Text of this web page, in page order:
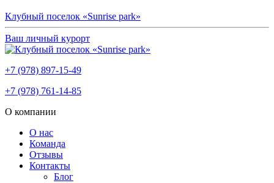
Клубный поселок «Sunrise park»
Ваш личный курорт
+7 (978) 897-15-49
+7 (978) 761-14-85
О компании
О нас
Команда
Отзывы
Контакты
Блог